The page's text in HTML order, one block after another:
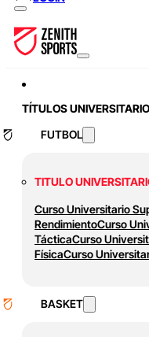
TÍTULOS
FUTBOL
TITULO
Curso Universitario
RendimientoCurso
TácticaCurso
FísicaCurso
BASKET